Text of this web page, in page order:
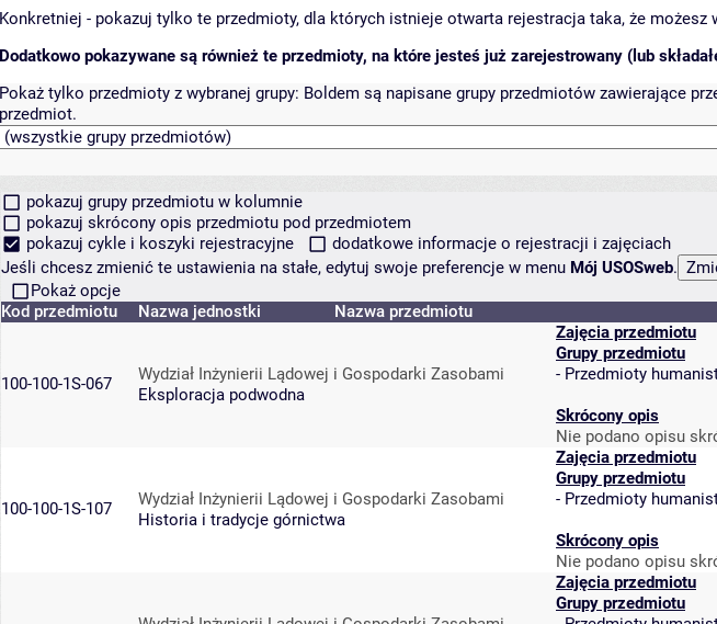
Konkretniej - pokazuj tylko te przedmioty, dla których istnieje otwarta rejestracja taka, że
Dodatkowo pokazywane są również te przedmioty, na które jesteś już zarejestrowany (lub
Pokaż tylko przedmioty z wybranej grupy: Boldem są napisane grupy przedmiotów zawierające
przedmiot.
pokazuj grupy przedmiotu w kolumnie
pokazuj skrócony opis przedmiotu pod przedmiotem
pokazuj cykle i koszyki rejestracyjne
dodatkowe informacje o rejestracji i zajęciach
Jeśli chcesz zmienić te ustawienia na stałe, edytuj swoje preferencje w menu Mój USOSweb.
Pokaż opcje
Kod przedmiotu
Nazwa jednostki Nazwa przedmiotu
100-100-1S-067
Wydział Inżynierii Lądowej i Gospodarki Zasobami
Eksploracja podwodna
Zajęcia przedmiotu
Grupy przedmiotu
- Przedmioty
Skrócony opis
Nie podano opisu
100-100-1S-107
Wydział Inżynierii Lądowej i Gospodarki Zasobami
Historia i tradycje górnictwa
Zajęcia przedmiotu
Grupy przedmiotu
- Przedmioty
Skrócony opis
Nie podano opisu
Zajęcia przedmiotu
Grupy przedmiotu